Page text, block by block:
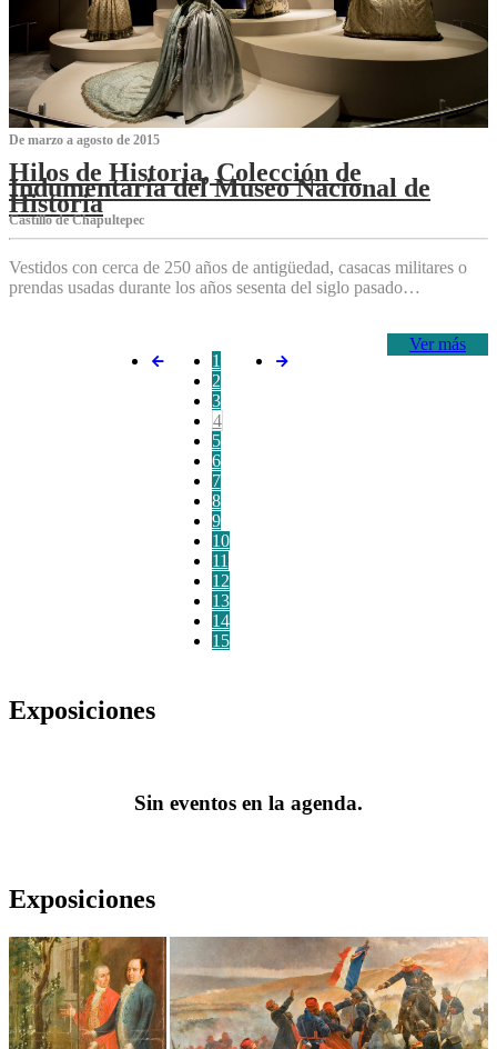
De marzo a agosto de 2015
Hilos de Historia, Colección de
Indumentaria del Museo Nacional de
Historia
Castillo de Chapultepec
Vestidos con cerca de 250 años de antigüedad, casacas militares o
prendas usadas durante los años sesenta del siglo pasado…
Ver más
1
2
3
4
5
6
7
8
9
10
11
12
13
14
15
Exposiciones
Sin eventos en la agenda.
Exposiciones